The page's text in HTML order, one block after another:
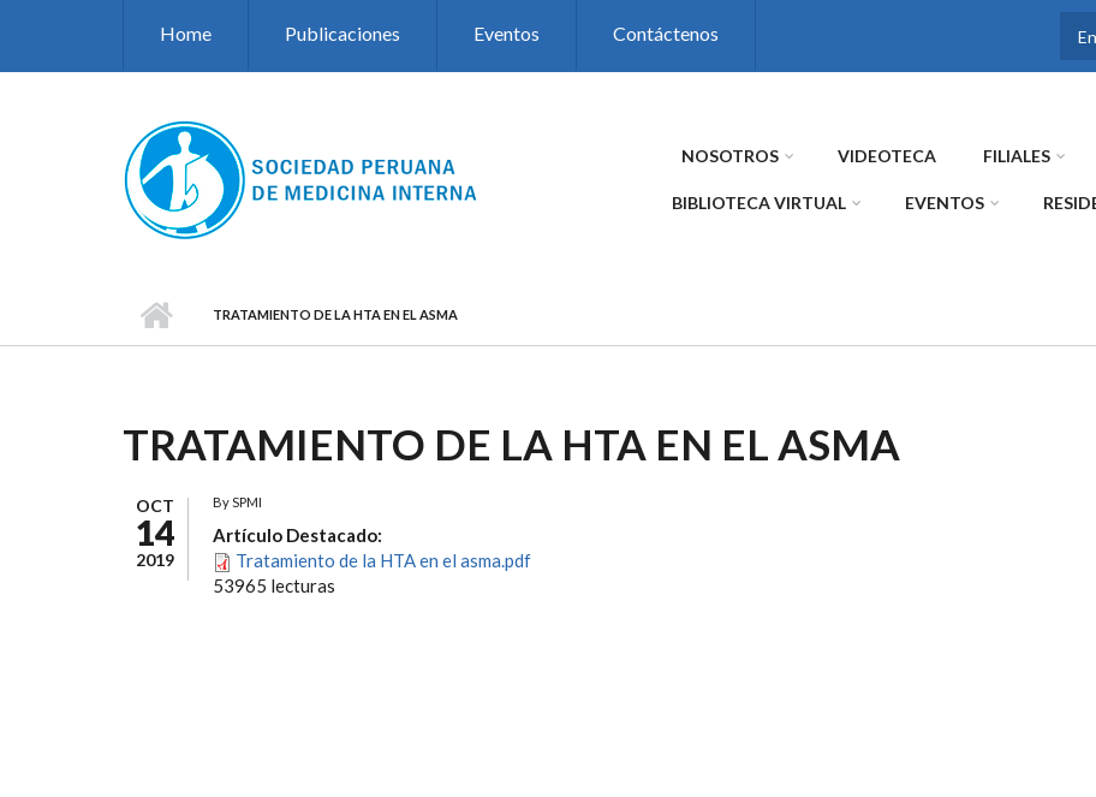
Home Publicaciones Eventos Contáctenos
NOSOTROS VIDEOTECA FILIALES
BIBLIOTECA VIRTUAL EVENTOS
TRATAMIENTO DE LA HTA EN EL ASMA
TRATAMIENTO DE LA HTA EN EL ASMA
OCT
14
2019
BySPMI
Artículo Destacado:
Tratamiento de la HTA en el asma.pdf
53965 lecturas